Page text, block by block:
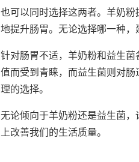
也可以同时选择这两者。羊奶
地提升肠胃。无论选择哪一种，
针对肠胃不适，羊奶粉和益生
值而受到青睐，而益生菌则对
理的选择。
无论倾向于羊奶粉还是益生菌
上改善我们的生活质量。